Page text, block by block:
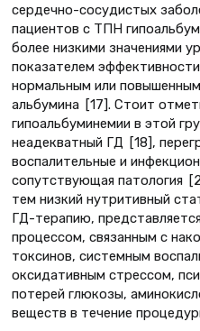
сердечно-сосудистых
пациентов с ТПН
более низкими значениями
показателем
нормальным или
альбумина [17]. Стоит
гипоальбуминемии в этой
неадекватный ГД [18],
воспалительные и
сопутствующая патология
тем низкий нутритивный
ГД-терапию,
процессом, связанным с
токсинов, системным
оксидативным стрессом,
потерей глюкозы,
веществ в течение